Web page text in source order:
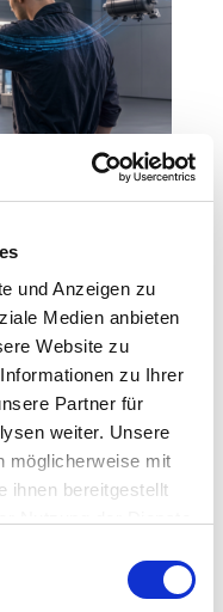
und Anzeigen zu
Medien anbieten
Website zu
zu Ihrer
Partner für
weiter. Unsere
möglicherweise mit
ihnen bereitgestellt
EXPO 2026
auf der TECHNO
vom
und die
bis zum